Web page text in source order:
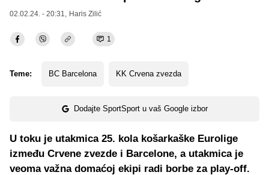
02.02.24. - 20:31, Haris Zilić
1
Teme: BC Barcelona KK Crvena zvezda
Dodajte SportSport u vaš Google izbor
U toku je utakmica 25. kola košarkaške Eurolige
između Crvene zvezde i Barcelone, a utakmica je
veoma važna domaćoj ekipi radi borbe za play-off.